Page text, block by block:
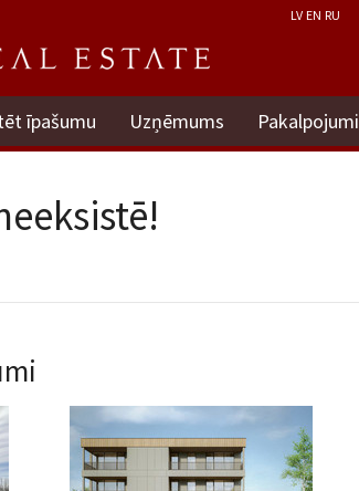
LV EN RU
īpašumu Uzņēmums Pakalpojumi